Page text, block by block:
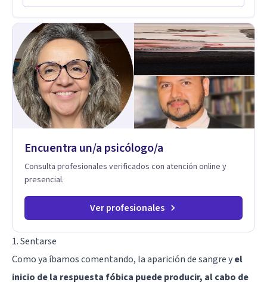
desarrollar nuevas habilidades y estrategias basadas en la
Encuentra un/a psicólogo/a
Consulta profesionales verificados con atención online y
presencial.
Ver profesionales
1. Sentarse
Como ya íbamos comentando, la aparición de sangre yel
inicio de la respuesta fóbica puede producir, al cabo de